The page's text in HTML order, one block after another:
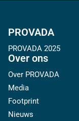
PROVADA
PROVADA 2025
Over ons
Over PROVADA
Media
Footprint
Nieuws